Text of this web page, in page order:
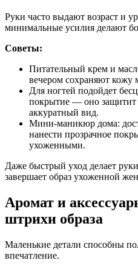
Руки часто выдают возраст и
минимальные усилия делают
Советы:
Питательный крем и
вечером сохраняют кожу
Для ногтей подойдет
покрытие — оно защитит
аккуратный вид.
Мини-маникюр дома:
нанести прозрачное
ухоженными.
Даже быстрый уход делает
завершает образ ухоженной
Аромат и
штрихи образа
Маленькие детали способны
впечатление.